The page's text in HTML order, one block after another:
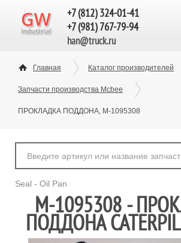
+7 (812) 324-01-41
+7 (981) 767-79-94
han@truck.ru
Главная Каталог производителей
Запчасти производства Mcbee
ПРОКЛАДКА ПОДДОНА, M-1095308
Seal - Oil Pan
M-1095308 -
ПОДДОНА